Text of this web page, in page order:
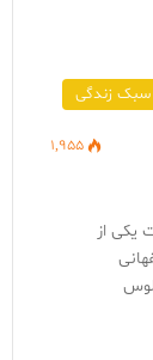
سبک زندگی
1,955
یکی از
جلوس